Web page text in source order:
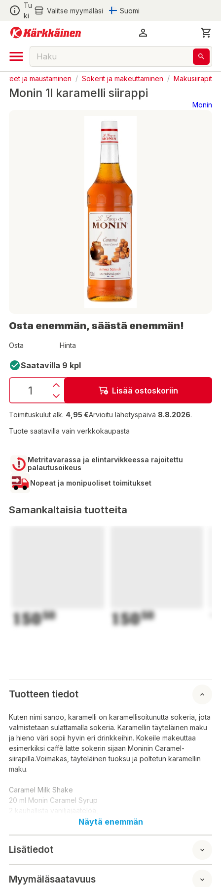
Tu
ki
Valitse myymäläsi Suomi
ja maustaminen / Sokerit ja makeuttaminen / Makusiirapit
Monin 1l karamelli siirappi
Monin
Osta enemmän, säästä enemmän!
Osta Hinta
Saatavilla 9 kpl
Lisää ostoskoriin
Toimituskulut alk. 4,95 €Arvioitu lähetyspäivä 8.8.2026.
Tuote saatavilla vain verkkokaupasta
Metritavarassa ja elintarvikkeessa rajoitettu
palautusoikeus
Nopeat ja monipuoliset toimitukset
Samankaltaisia tuotteita
15050 15050
Tuotteen tiedot
Kuten nimi sanoo, karamelli on karamellisoitunutta sokeria, jota
valmistetaan sulattamalla sokeria. Karamellin täyteläinen maku
ja hieno väri sopii hyvin eri drinkkeihin. Kokeile makeuttaa
esimerkiksi caffè latte sokerin sijaan Moninin Caramel-
siirapilla.Voimakas, täyteläinen tuoksu ja poltetun karamellin
maku.
Caramel Milk Shake
20 ml Monin Caramel Syrup
2 kauhallista vaniljajäätelöä,
Sekoita kunnes seos on tasaista ja kaada se tarjoilulaseihin.
Valmista tarjoiltavaksi!
Ainesosat:
Näytä enemmän
Lisätiedot
Myymäläsaatavuus